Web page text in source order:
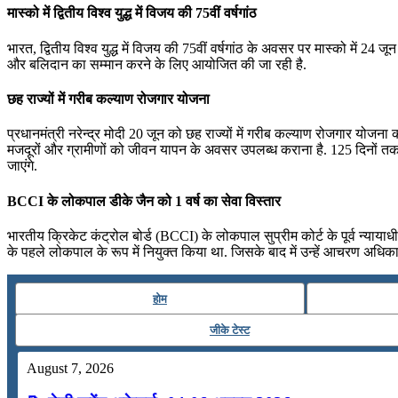
मास्को में द्वितीय विश्व युद्ध में विजय की 75वीं वर्षगांठ
भारत, द्वितीय विश्व युद्ध में विजय की 75वीं वर्षगांठ के अवसर पर मास्को में
और बलिदान का सम्‍मान करने के लिए आयोजित की जा रही है.
छह राज्‍यों में गरीब कल्‍याण रोजगार योजना
प्रधानमंत्री नरेन्द्र मोदी 20 जून को छह राज्‍यों में गरीब कल्‍याण रोजगार
मजदूरों और ग्रामीणों को जीवन यापन के अवसर उपलब्‍ध कराना है. 125 दिनों
जाएंगे.
BCCI के लोकपाल डीके जैन को 1 वर्ष का सेवा विस्तार
भारतीय क्रिकेट कंट्रोल बोर्ड (BCCI) के लोकपाल सुप्रीम कोर्ट के पूर्व
के पहले लोकपाल के रूप में नियुक्त किया था. जिसके बाद में उन्हें आचरण
होम
जीके टेस्ट
August 7, 2026